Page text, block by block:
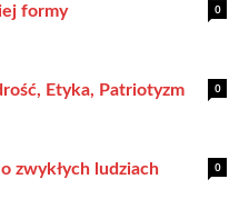
0
formy
0
Etyka, Patriotyzm
0
zwykłych ludziach